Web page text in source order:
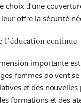
choix d’une
offre la sécurité
l’éducation continue
importante est
femmes doivent
et des nouvelles
formations et des